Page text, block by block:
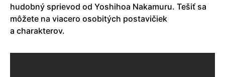
hudobný sprievod od Yoshihoa Nakamuru. Tešiť sa
môžete na viacero osobitých postavičiek
a charakterov.